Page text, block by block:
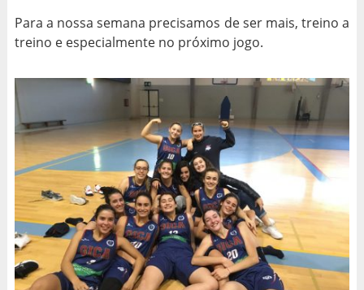
Para a nossa semana precisamos de ser mais, treino a
treino e especialmente no próximo jogo.